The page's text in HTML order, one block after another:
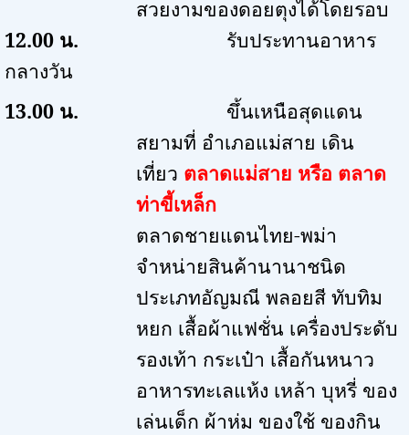
สวยงามของดอยตุงได้โดยรอบ
12.00 น.
รับประทานอาหาร
กลางวัน
13.00 น.
ขึ้นเหนือสุดแดน
สยามที่ อำเภอแม่สาย เดิน
เที่ยว ตลาดแม่สาย หรือ ตลาด
ท่าขี้เหล็ก
ตลาดชายแดนไทย-พม่า
จำหน่ายสินค้านานาชนิด
ประเภทอัญมณี พลอยสี ทับทิม
หยก เสื้อผ้าแฟชั่น เครื่องประดับ
รองเท้า กระเป๋า เสื้อกันหนาว
อาหารทะเลแห้ง เหล้า บุหรี่ ของ
เล่นเด็ก ผ้าห่ม ของใช้ ของกิน